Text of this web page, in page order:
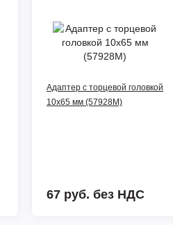
Адаптер с торцевой головкой
10x65 мм (57928М)
67 руб. без НДС